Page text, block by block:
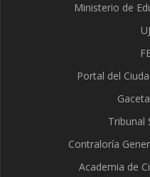
Ministerio de
Portal del
Tribunal
Contraloría
Academia de